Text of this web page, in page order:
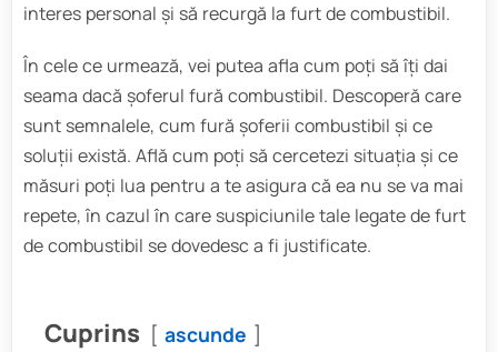
interes personal şi să recurgă la furt de combustibil.
În cele ce urmează, vei putea afla cum poți să îți dai
seama dacă șoferul fură combustibil. Descoperă care
sunt semnalele, cum fură șoferii combustibil și ce
soluții există. Află cum poți să cercetezi situația și ce
măsuri poți lua pentru a te asigura că ea nu se va mai
repete, în cazul în care suspiciunile tale legate de furt
de combustibil se dovedesc a fi justificate.
Cuprins ascunde